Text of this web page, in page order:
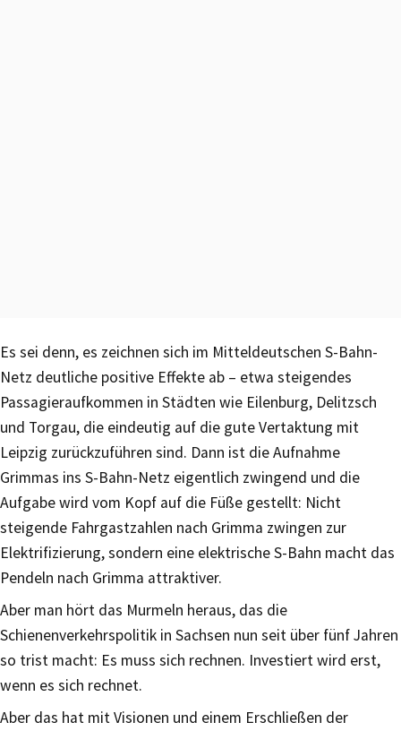
Es sei denn, es zeichnen sich im Mitteldeutschen S-Bahn-
Netz deutliche positive Effekte ab – etwa steigendes
Passagieraufkommen in Städten wie Eilenburg, Delitzsch
und Torgau, die eindeutig auf die gute Vertaktung mit
Leipzig zurückzuführen sind. Dann ist die Aufnahme
Grimmas ins S-Bahn-Netz eigentlich zwingend und die
Aufgabe wird vom Kopf auf die Füße gestellt: Nicht
steigende Fahrgastzahlen nach Grimma zwingen zur
Elektrifizierung, sondern eine elektrische S-Bahn macht das
Pendeln nach Grimma attraktiver.
Aber man hört das Murmeln heraus, das die
Schienenverkehrspolitik in Sachsen nun seit über fünf Jahren
so trist macht: Es muss sich rechnen. Investiert wird erst,
wenn es sich rechnet.
Aber das hat mit Visionen und einem Erschließen der